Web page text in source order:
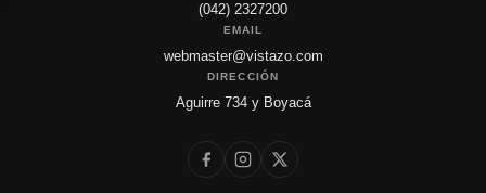
(042) 2327200
EMAIL
webmaster@vistazo.com
DIRECCIÓN
Aguirre 734 y Boyacá